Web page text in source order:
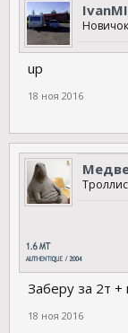
Новичок
up
18 ноя 2016
Заберу за 2т
18 ноя 2016